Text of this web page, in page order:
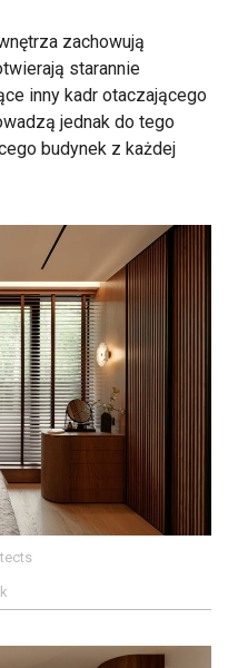
zachowują
starannie
inny kadr otaczającego
jednak do tego
budynek z każdej